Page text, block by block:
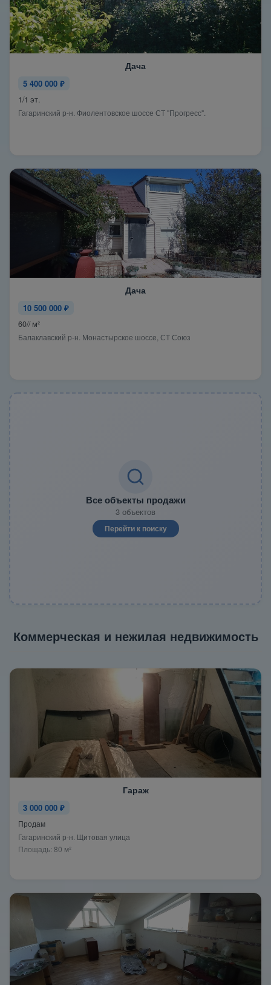
Дача
5 400 000 ₽
1/1 эт.
Гагаринский р-н. Фиолентовское шоссе СТ "Прогресс".
Дача
10 500 000 ₽
60// м²
Балаклавский р-н. Монастырское шоссе, СТ Союз
Все объекты продажи
3 объектов
Перейти к поиску
Коммерческая и нежилая недвижимость
Гараж
3 000 000 ₽
Продам
Гагаринский р-н. Щитовая улица
Площадь: 80 м²